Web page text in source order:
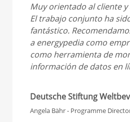
Muy orientado al cliente
El trabajo conjunto ha
fantástico.
a energypedia como
como herramienta de
información de datos en
Deutsche Stiftung
Angela Bähr - Programme